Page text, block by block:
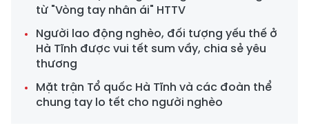
từ "Vòng tay nhân ái" HTTV
Người lao động nghèo, đối tượng yếu thế ở
Hà Tĩnh được vui tết sum vầy, chia sẻ yêu
thương
Mặt trận Tổ quốc Hà Tĩnh và các đoàn thể
chung tay lo tết cho người nghèo